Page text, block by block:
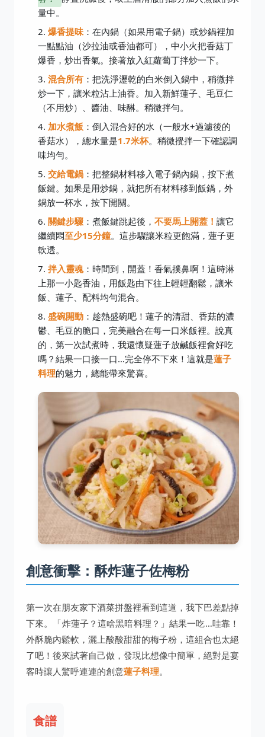
量中。
爆香提味：在內鍋（如果用電子鍋）或炒鍋裡加
一點點油（沙拉油或香油都可），中小火把香菇丁
爆香，炒出香氣。接著放入紅蘿蔔丁拌炒一下。
混合所有 ：把洗淨瀝乾的白米倒入鍋中，稍微拌
炒一下，讓米粒沾上油香。加入新鮮蓮子、毛豆仁
（不用炒）、醬油、味醂。稍微拌勻。
加水煮飯 ：倒入混合好的水（一般水+過濾後的
香菇水），總水量是1.7米杯。稍微攪拌一下確認調
味均勻。
交給電鍋 ：把整鍋材料移入電子鍋內鍋，按下煮
飯鍵。如果是用炒鍋，就把所有材料移到飯鍋，外
鍋放一杯水，按下開關。
關鍵步驟 ：煮飯鍵跳起後， 不要馬上開蓋！ 讓它
繼續悶至少15分鐘。這步驟讓米粒更飽滿，蓮子更
軟透。
拌入靈魂：時間到，開蓋！香氣撲鼻啊！這時淋
上那一小匙香油，用飯匙由下往上輕輕翻鬆，讓米
飯、蓮子、配料均勻混合。
盛碗開動 ：趁熱盛碗吧！蓮子的清甜、香菇的濃
鬱、毛豆的脆口，完美融合在每一口米飯裡。說真
的，第一次試煮時，我還懷疑蓮子放鹹飯裡會好吃
嗎？結果一口接一口…完全停不下來！這就是蓮子
料理的魅力，總能帶來驚喜。
創意衝擊：酥炸蓮子佐梅粉
第一次在朋友家下酒菜拼盤裡看到這道，我下巴差點掉
下來。「炸蓮子？這啥黑暗料理？」結果一吃…哇靠！
外酥脆內鬆軟，灑上酸酸甜甜的梅子粉，這組合也太絕
了吧！後來試著自己做，發現比想像中簡單，絕對是宴
客時讓人驚呼連連的創意蓮子料理。
食譜